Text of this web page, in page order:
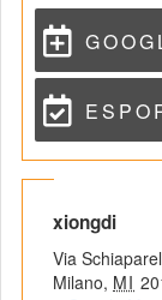
xiongdi
Via
Milano, MI